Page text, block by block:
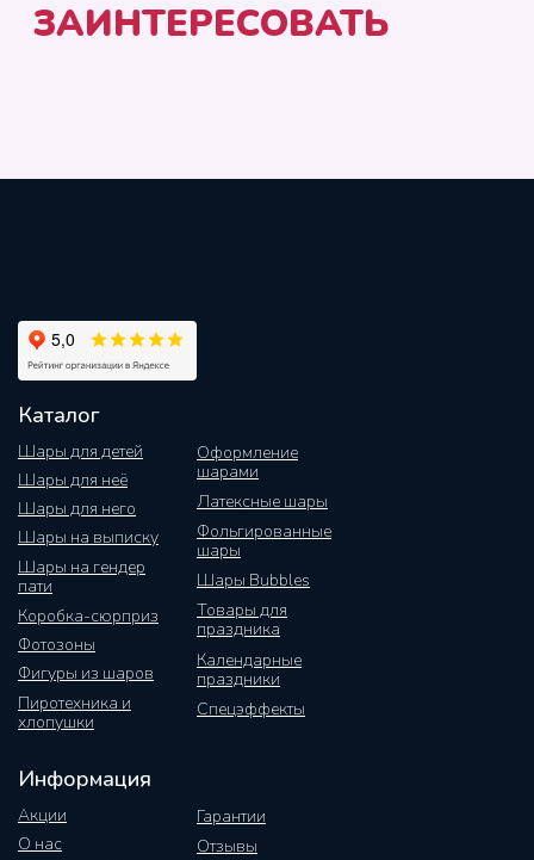
Каталог
Шары для детей
Шары для неё
Шары на выписку
Шары на гендер
пати
Коробка-сюрприз
Фотозоны
Оформление
шарами
Фигуры из шаров
Латексные шары
Фольгированные
шары
Шары Bubbles
Шары для него
Товары для
праздника
Календарные
праздники
Пиротехника и
хлопушки
Спецэффекты
Информация
Акции
О нас
Гарантии
Отзывы